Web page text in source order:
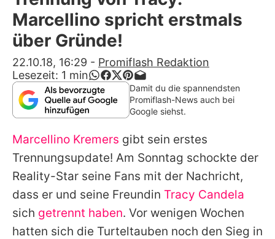
Alle Themen auf Promiflash
App runterladen
Team
Redaktionelle Richtlinien
Impressum
Datenschutzerklärung
Nutzungsbedingungen
Utiq verwalten
Marcellino spricht erstmals
über Gründe!
22.10.18, 16:29 - Promiflash Redaktion
Lesezeit: 1 min
Damit du die spannendsten
Promiflash-News auch bei
Google siehst.
Marcellino Kremers gibt sein erstes
Trennungsupdate! Am Sonntag schockte der
Reality-Star seine Fans mit der Nachricht,
dass er und seine Freundin Tracy Candela
sich getrennt haben. Vor wenigen Wochen
hatten sich die Turteltauben noch den Sieg in